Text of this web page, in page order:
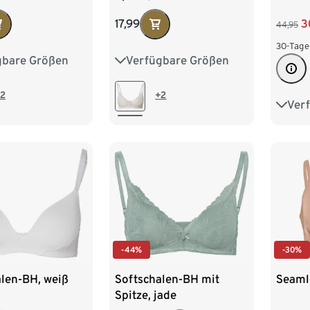
Größen
75C
17,99
Verfügbare Größen
75A 75B 75C
80A 80B
+2
44,95
30-
S
BH, weiß
-44%
Softschalen-BH mit
Spitze, jade
-30%